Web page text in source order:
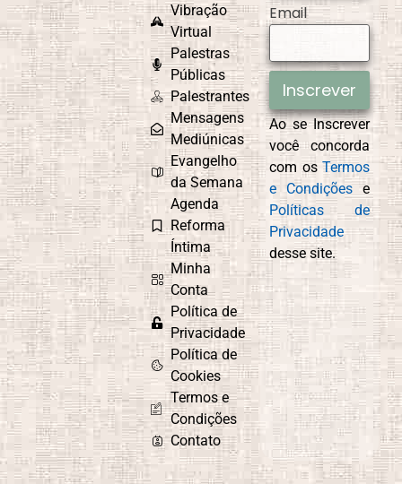
Vibração
Virtual
Palestras
Públicas
Palestrantes
Mensagens
Mediúnicas
Evangelho
da Semana
Agenda
Reforma
Íntima
Minha
Conta
Política de
Privacidade
Política de
Cookies
Termos e
Condições
Contato
Email
Inscrever
Ao se Inscrever
você concorda
com osTermos
e Condições e
Políticas de
Privacidade
desse site.